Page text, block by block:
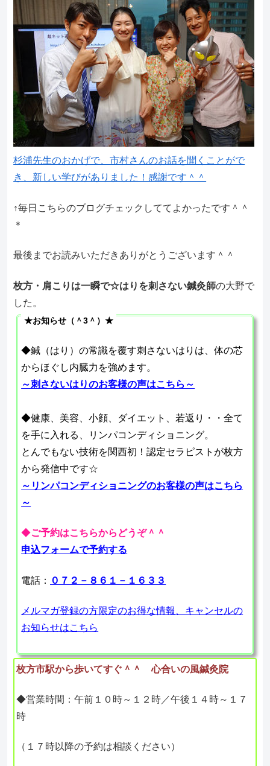
杉浦先生のおかげで、市村さんのお話を聞くことがで
き、新しい学びがありました！感謝です＾＾
↑毎日こちらのブログチェックしててよかったです＾＾
＊
最後までお読みいただきありがとうございます＾＾
枚方・肩こりは一瞬で☆はりを刺さない鍼灸師の大野で
した。
★お知らせ（＾3＾）★
◆鍼（はり）の常識を覆す刺さないはりは、体の芯
からほぐし内臓力を強めます。
～刺さないはりのお客様の声はこちら～
◆健康、美容、小顔、ダイエット、若返り・・全て
を手に入れる、リンパコンディショニング。
とんでもない技術を関西初！認定セラピストが枚方
から発信中です☆
～リンパコンディショニングのお客様の声はこちら
～
◆ご予約はこちらからどうぞ＾＾
申込フォームで予約する
電話： ０７２－８６１－１６３３
メルマガ登録の方限定のお得な情報、キャンセルの
お知らせはこちら
枚方市駅から歩いてすぐ＾＾ 心合いの風鍼灸院
◆営業時間：午前１０時～１２時／午後１４時～１７
時
（１７時以降の予約は相談ください）